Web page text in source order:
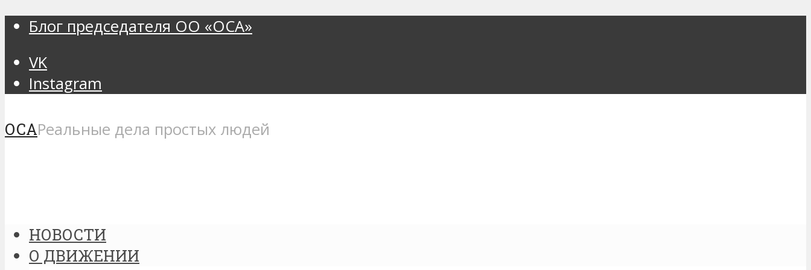
Блог председателя ОО «ОСА»
VK
Instagram
ОСАРеальные дела простых людей
НОВОСТИ
О ДВИЖЕНИИ